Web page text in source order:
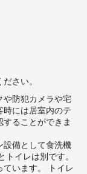
さい。
や防犯カメラや宅
時には居室内のテ
ることができま
設備として食洗機
イレは別です。
ています。 トイレ